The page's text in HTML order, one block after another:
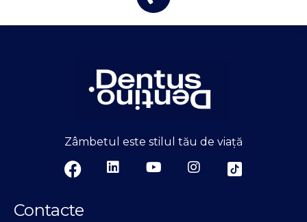
Zâmbetul este stilul tău de viață
Contacte